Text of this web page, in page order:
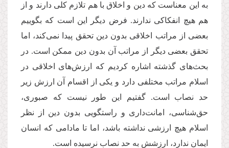
به این معناست که دین و اخلاق با هم تلازم کلی دارند و از
هم هیچ انفکاکی ندارند. فرض دیگر این است که بگوییم
بعضی از مراتب اخلاقی بدون دین تحقق پیدا نمی‌کند، اما
تحقق بعضی دیگر از مراتب آن بدون دین ممکن است. در
بحث‌های گذشته اشاره کردیم که ارزش‌های اخلاقی در
اسلام مراتب مختلفی دارد و یکی از اقسام آن ارزش زیر
حد نصاب است. گفتیم این طور نیست که صبوری،
حق‌شناسی، امانت‌داری و راستگویی بدون دین از نظر
اسلام هیچ ارزشی نداشته باشد، اما تا مادامی که انسان
ایمان ندارد، ارزشش به حد نصاب نرسیده است.